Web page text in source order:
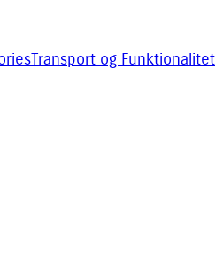
Transport og Funktionalitet